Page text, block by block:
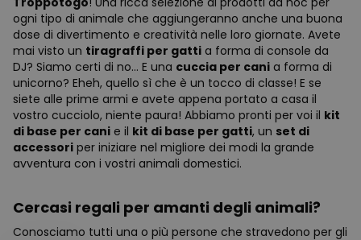
ogni tipo di animale che aggiungeranno anche una buona
dose di divertimento e creatività nelle loro giornate. Avete
mai visto un tiragraffi per gatti a forma di console da
DJ? Siamo certi di no... E una cuccia per cani a forma di
unicorno? Eheh, quello sì che è un tocco di classe! E se
siete alle prime armi e avete appena portato a casa il
vostro cucciolo, niente paura! Abbiamo pronti per voi il kit
di base per cani e il kit di base per gatti, un set di
accessori per iniziare nel migliore dei modi la grande
avventura con i vostri animali domestici.
Cercasi regali per amanti degli animali?
Conosciamo tutti una o più persone che stravedono per gli